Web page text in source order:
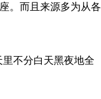
。而且来源多为从各
不分白天黑夜地全